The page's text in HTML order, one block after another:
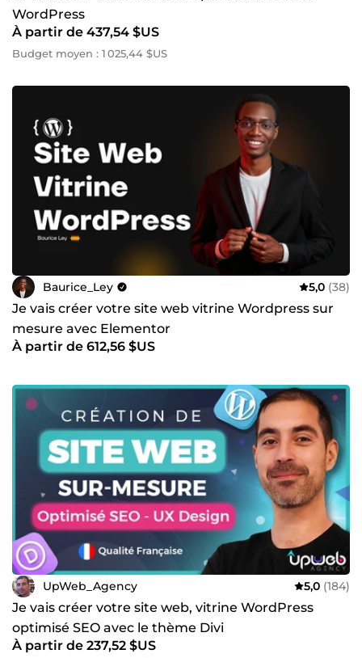
WordPress
À partir de 437,54 $US
Budget moyen : 1 025,44 $US
Baurice_Ley 5,0 (38)
Je vais créer votre site web vitrine Wordpress sur
mesure avec Elementor
À partir de 612,56 $US
UpWeb_Agency 5,0 (184)
Je vais créer votre site web, vitrine WordPress
optimisé SEO avec le thème Divi
À partir de 237,52 $US